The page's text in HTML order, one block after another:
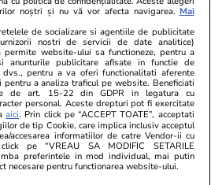
07:00
iulie 2026.
milioane
49,
noștri și nu vă vor afecta navigarea. Mai
de socializare si agentiile de publicitate
nostri de servicii de date analitice)
permite website-ului sa functioneze, pentru a
anunturile publicitare afisate in functie de
pentru a va oferi functionalitati aferente
pentru a analiza traficul pe website. Beneficiati
de art. 15-22 din GDPR in legatura cu
personal. Aceste drepturi pot fi exercitate
aici. Prin click pe “ACCEPT TOATE”, acceptati
de tip Cookie, care implica inclusiv acceptul
accesarea informatiilor de catre Vendor-ii cu
pe “VREAU SA MODIFIC SETARILE
preferintele in mod individual, mai putin
necesare pentru functionarea website-ului.